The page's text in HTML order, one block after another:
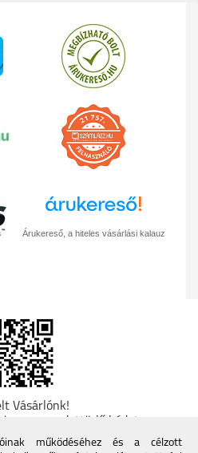
Árukereső, a hiteles vásárlási kalauz
Vásárlónk!
ingyenes adattörlő kódot
érdekében! A Kormány
működéséhez és a célzott